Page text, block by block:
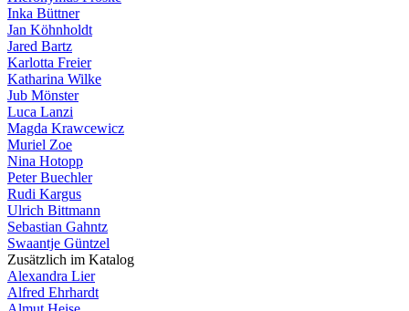
Inka Büttner
Jan Köhnholdt
Jared Bartz
Karlotta Freier
Katharina Wilke
Jub Mönster
Luca Lanzi
Magda Krawcewicz
Muriel Zoe
Nina Hotopp
Peter Buechler
Rudi Kargus
Ulrich Bittmann
Sebastian Gahntz
Swaantje Güntzel
Zusätzlich im Katalog
Alexandra Lier
Alfred Ehrhardt